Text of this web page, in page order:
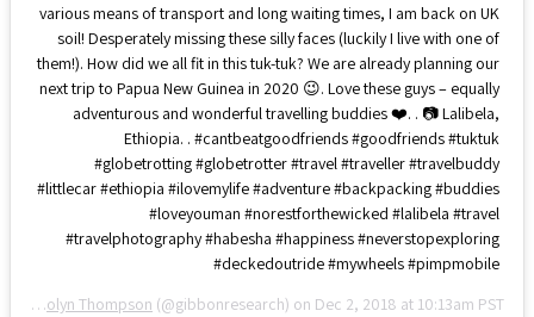
various means of transport and long waiting times, I am back on UK
soil! Desperately missing these silly faces (luckily I live with one of
them!). How did we all fit in this tuk-tuk? We are already planning our
next trip to Papua New Guinea in 2020 😉. Love these guys – equally
adventurous and wonderful travelling buddies ❤️. . 📷 Lalibela,
Ethiopia. . #cantbeatgoodfriends #goodfriends #tuktuk
#globetrotting #globetrotter #travel #traveller #travelbuddy
#littlecar #ethiopia #ilovemylife #adventure #backpacking #buddies
#loveyouman #norestforthewicked #lalibela #travel
#travelphotography #habesha #happiness #neverstopexploring
#deckedoutride #mywheels #pimpmobile
Carolyn Thompson (@gibbonresearch) on Dec 2, 2018 at 10:13am PST